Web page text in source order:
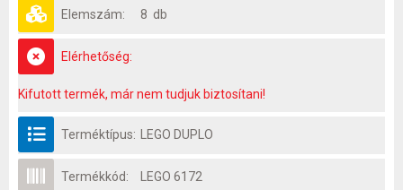
Elemszám: 8 db
Elérhetőség:
Kifutott termék, már nem tudjuk biztosítani!
Terméktípus: LEGO DUPLO
Termékkód: LEGO 6172